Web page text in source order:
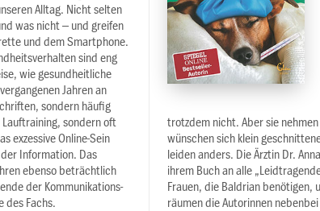
Alltag. Nicht selten
was nicht – und greifen
und dem Smartphone.
sind eng
wie gesundheitliche
Jahren an
sondern häufig
sondern oft
exzessive Online-Sein
Information. Das
ebenso beträchtlich
der Kommunikations-
des Fachs.
trotzdem nicht. Aber sie
wünschen sich klein
leiden anders. Die Ärztin Dr.
ihrem Buch an alle
Frauen, die Baldrian benötigen,
räumen die Autorinnen